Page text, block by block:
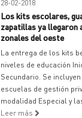
28-02-2018
Los kits escolares,
zapatillas ya llegaron
zonales del oeste
La entrega de los kits
niveles de educación
Secundario. Se
escuelas de gestión
modalidad Especial y
Leer más